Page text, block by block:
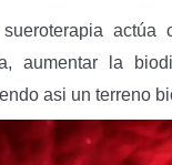
aumentar la
asi un terreno